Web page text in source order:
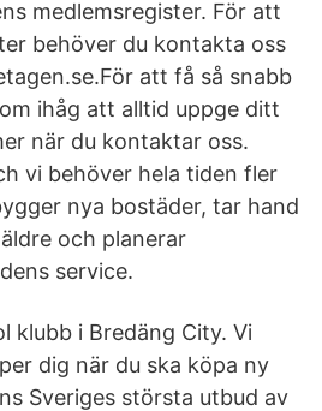
medlemsregister. För att
behöver du kontakta oss
att få så snabb
ihåg att alltid uppge ditt
när du kontaktar oss.
vi behöver hela tiden fler
nya bostäder, tar hand
och planerar
service.
klubb i Bredäng City. Vi
dig när du ska köpa ny
Sveriges största utbud av